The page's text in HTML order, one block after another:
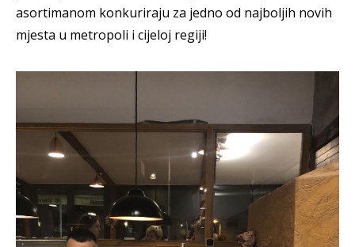
asortimanom konkuriraju za jedno od najboljih novih
mjesta u metropoli i cijeloj regiji!